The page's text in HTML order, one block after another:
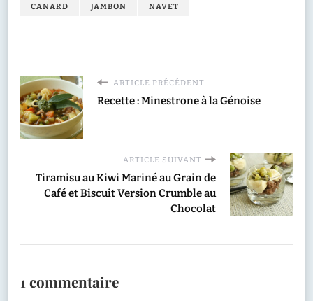
CANARD JAMBON NAVET
ARTICLE PRÉCÉDENT
Recette : Minestrone à la Génoise
ARTICLE SUIVANT
Tiramisu au Kiwi Mariné au Grain de
Café et Biscuit Version Crumble au
Chocolat
1 commentaire